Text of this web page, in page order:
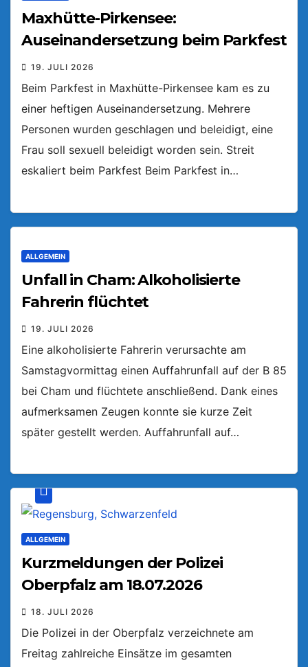
Maxhütte-Pirkensee:
Auseinandersetzung beim Parkfest
19. JULI 2026
Beim Parkfest in Maxhütte-Pirkensee kam es zu
einer heftigen Auseinandersetzung. Mehrere
Personen wurden geschlagen und beleidigt, eine
Frau soll sexuell beleidigt worden sein. Streit
eskaliert beim Parkfest Beim Parkfest in…
ALLGEMEIN
Unfall in Cham: Alkoholisierte
Fahrerin flüchtet
19. JULI 2026
Eine alkoholisierte Fahrerin verursachte am
Samstagvormittag einen Auffahrunfall auf der B 85
bei Cham und flüchtete anschließend. Dank eines
aufmerksamen Zeugen konnte sie kurze Zeit
später gestellt werden. Auffahrunfall auf…
ALLGEMEIN
Kurzmeldungen der Polizei
Oberpfalz am 18.07.2026
18. JULI 2026
Die Polizei in der Oberpfalz verzeichnete am
Freitag zahlreiche Einsätze im gesamten